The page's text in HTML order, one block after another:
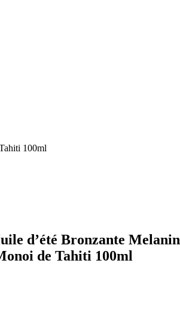
100ml
d’été Bronzante Melanin
de Tahiti 100ml